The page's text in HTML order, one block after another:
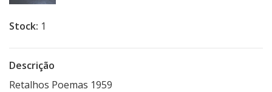
Stock: 1
Descrição
Retalhos Poemas 1959